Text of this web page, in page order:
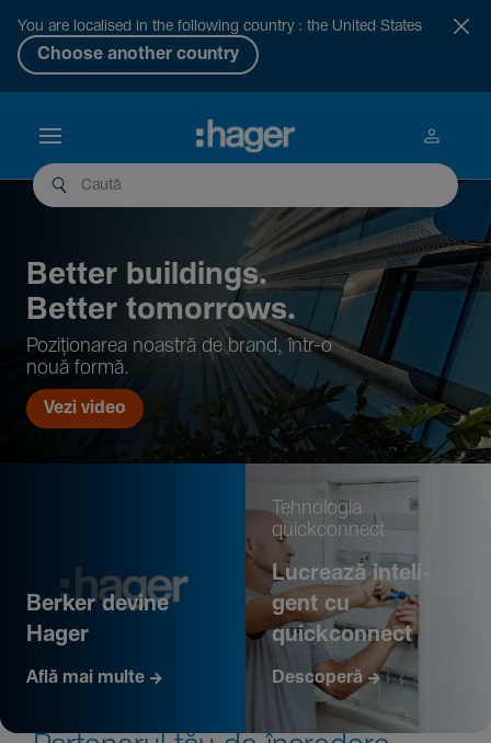
You are localised in the following country : the United States
Choose another country
Better buil­dings.
Better tomor­rows.
Pozi­țio­narea noastră de brand, într-o
nouă formă.
Vezi video
Berker devine
Hager
Află mai multe
Tehno­logia
quickconnect
Lucrează inte­li­
gent cu
quickconnect
Descoperă